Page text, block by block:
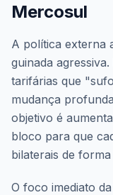
Mercosul
A política externa
guinada
tarifárias que
mudança
objetivo é
bloco para que
bilaterais de
O foco imediato